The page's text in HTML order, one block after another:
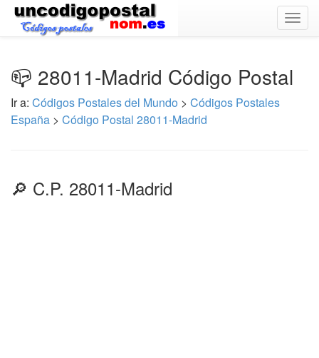
📪 28011-Madrid Código Postal
Ir a: Códigos Postales del Mundo > Códigos Postales
España > Código Postal 28011-Madrid
🔎 C.P. 28011-Madrid